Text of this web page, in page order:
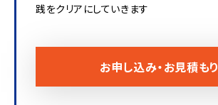
践をクリアにしていきます
お申し込み・お見積もり